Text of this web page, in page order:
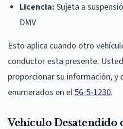
Licencia: Sujeta a
DMV
Esto aplica cuando otro
conductor esta presente.
proporcionar su información, y
enumerados en el 56-5-1230.
Vehículo Desatendido